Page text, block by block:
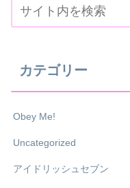
カテゴリー
Obey Me!
Uncategorized
アイドリッシュセブン